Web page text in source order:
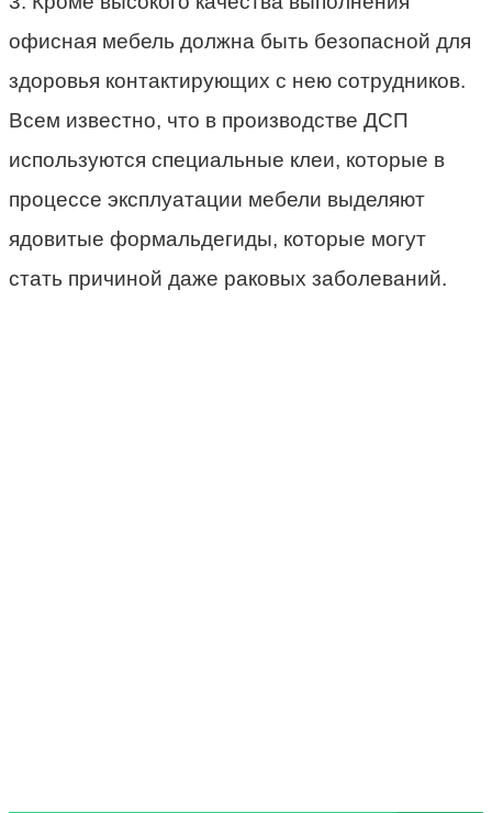
офисная мебель должна быть безопасной для
здоровья контактирующих с нею сотрудников.
Всем известно, что в производстве ДСП
используются специальные клеи, которые в
процессе эксплуатации мебели выделяют
ядовитые формальдегиды, которые могут
стать причиной даже раковых заболеваний.